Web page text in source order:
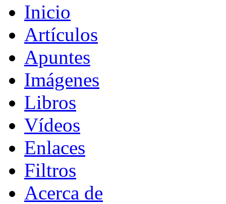
Inicio
Artículos
Apuntes
Imágenes
Libros
Vídeos
Enlaces
Filtros
Acerca de